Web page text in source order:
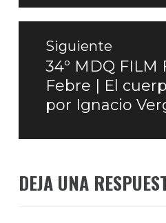
Siguiente
Entrada
siguiente:
34º MDQ FILM
Febre | El
por Ignacio
DEJA UNA